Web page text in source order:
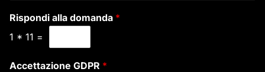
Rispondi alla domanda *
1 * 11 =
Accettazione GDPR *